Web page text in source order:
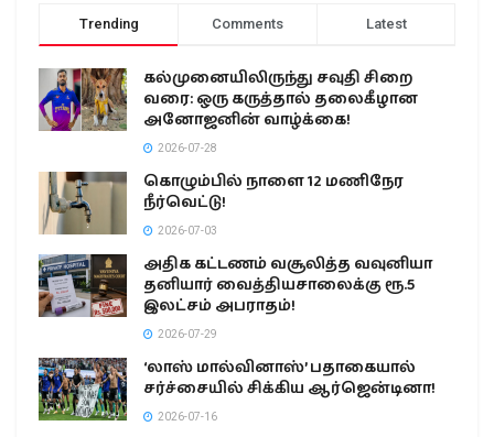
Trending Comments Latest
கல்முனையிலிருந்து சவுதி சிறை
வரை: ஒரு கருத்தால் தலைகீழான
அனோஜனின் வாழ்க்கை!
2026-07-28
கொழும்பில் நாளை 12 மணிநேர
நீர்வெட்டு!
2026-07-03
அதிக கட்டணம் வசூலித்த வவுனியா
தனியார் வைத்தியசாலைக்கு ரூ.5
இலட்சம் அபராதம்!
2026-07-29
‘லாஸ் மால்வினாஸ்’ பதாகையால்
சர்ச்சையில் சிக்கிய ஆர்ஜென்டினா!
2026-07-16